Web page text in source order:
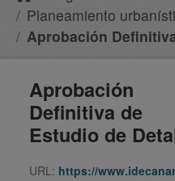
Planeamiento
Aprobación
Aprobación
Definitiva de
Estudio de
URL: https://www.idecanarias.es/resources/